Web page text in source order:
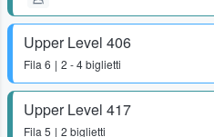
Upper Level 406
Fila 6 2 - 4 biglietti
Upper Level 417
Fila 5 2 biglietti